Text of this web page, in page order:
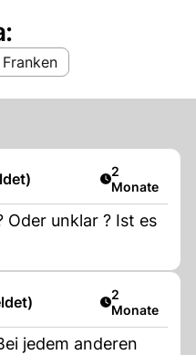
Franken
Artikel
2
Monate
unklar ? Ist es
Artikel
2
Monate
jedem anderen